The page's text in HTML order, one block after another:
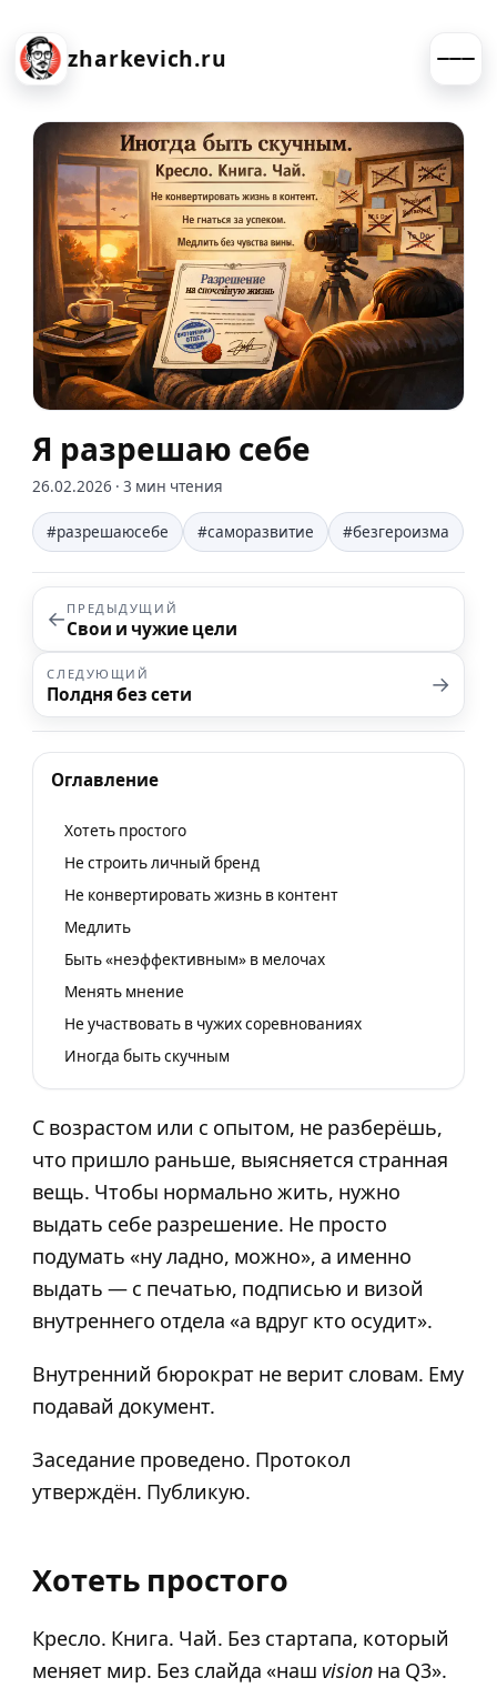
zharkevich.ru
Я разрешаю себе
26.02.2026 · 3 мин чтения
#разрешаюсебе #саморазвитие #безгероизма
← ПРЕДЫДУЩИЙ
Свои и чужие цели
СЛЕДУЮЩИЙ
Полдня без сети →
Оглавление
Хотеть простого
Не строить личный бренд
Не конвертировать жизнь в контент
Медлить
Быть «неэффективным» в мелочах
Менять мнение
Не участвовать в чужих соревнованиях
Иногда быть скучным
С возрастом или с опытом, не разберёшь,
что пришло раньше, выясняется странная
вещь. Чтобы нормально жить, нужно
выдать себе разрешение. Не просто
подумать «ну ладно, можно», а именно
выдать — с печатью, подписью и визой
внутреннего отдела «а вдруг кто осудит».
Внутренний бюрократ не верит словам. Ему
подавай документ.
Заседание проведено. Протокол
утверждён. Публикую.
Хотеть простого
Кресло. Книга. Чай. Без стартапа, который
меняет мир. Без слайда «наш vision на Q3».